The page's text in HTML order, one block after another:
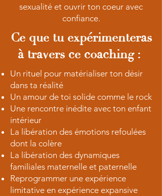
sexualité et ouvrir ton coeur avec
confiance.
Ce que tu expérimenteras
à travers ce coaching :
Un rituel pour matérialiser ton désir
dans ta réalité
Un amour de toi solide comme le rock
Une rencontre inédite avec ton enfant
intérieur
La libération des émotions refoulées
dont la colère
La libération des dynamiques
familiales maternelle et paternelle
Reprogrammer une expérience
limitative en expérience expansive